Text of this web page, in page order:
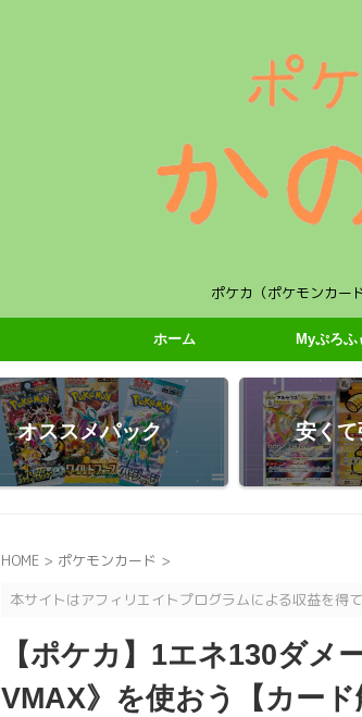
ポケカ（ポケモンカー
ホーム Myぷろふ
オススメパック 安く
HOME > ポケモンカード >
本サイトはアフィリエイトプログラムによる収益を得て
【ポケカ】1エネ130ダメ
VMAX》を使おう【カード